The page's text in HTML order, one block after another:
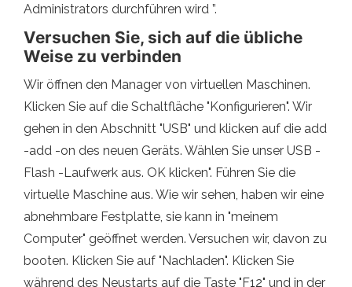
Administrators durchführen wird ”.
Versuchen Sie, sich auf die übliche
Weise zu verbinden
Wir öffnen den Manager von virtuellen Maschinen.
Klicken Sie auf die Schaltfläche "Konfigurieren". Wir
gehen in den Abschnitt "USB" und klicken auf die add
-add -on des neuen Geräts. Wählen Sie unser USB -
Flash -Laufwerk aus. OK klicken". Führen Sie die
virtuelle Maschine aus. Wie wir sehen, haben wir eine
abnehmbare Festplatte, sie kann in "meinem
Computer" geöffnet werden. Versuchen wir, davon zu
booten. Klicken Sie auf "Nachladen". Klicken Sie
während des Neustarts auf die Taste "F12" und in der